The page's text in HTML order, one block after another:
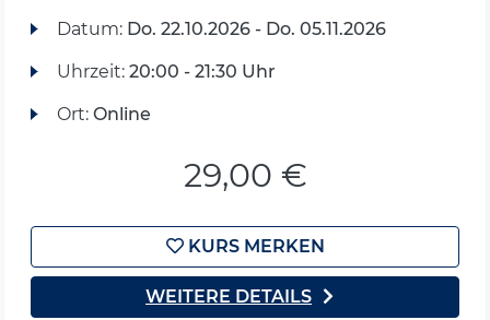
Datum: Do. 22.10.2026 - Do. 05.11.2026
Uhrzeit: 20:00 - 21:30 Uhr
Ort: Online
29,00 €
KURS MERKEN
WEITERE DETAILS